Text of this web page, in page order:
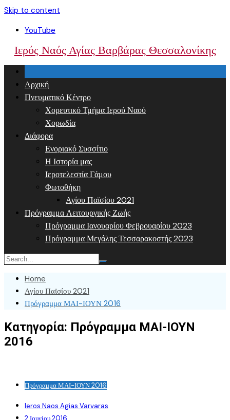
Skip to content
YouTube
Ιερός Ναός Αγίας Βαρβάρας Θεσσαλονίκης
Αρχική
Πνευματικό Κέντρο
Χορευτικό Τμήμα Ιερού Ναού
Χορωδία
Διάφορα
Ενοριακό Συσσίτιο
Η Ιστορία μας
Ιεροτελεστία Γάμου
Φωτοθήκη
Αγίου Παϊσίου 2021
Πρόγραμμα Λειτουργικής Ζωής
Πρόγραμμα Ιανουαρίου Φεβρουαρίου 2023
Πρόγραμμα Μεγάλης Τεσσαρακοστής 2023
Home
Αγίου Παϊσίου 2021
Πρόγραμμα ΜΑΙ-ΙΟΥΝ 2016
Κατηγορία: Πρόγραμμα ΜΑΙ-ΙΟΥΝ
2016
Πρόγραμμα ΜΑΙ-ΙΟΥΝ 2016
Ieros Naos Agias Varvaras